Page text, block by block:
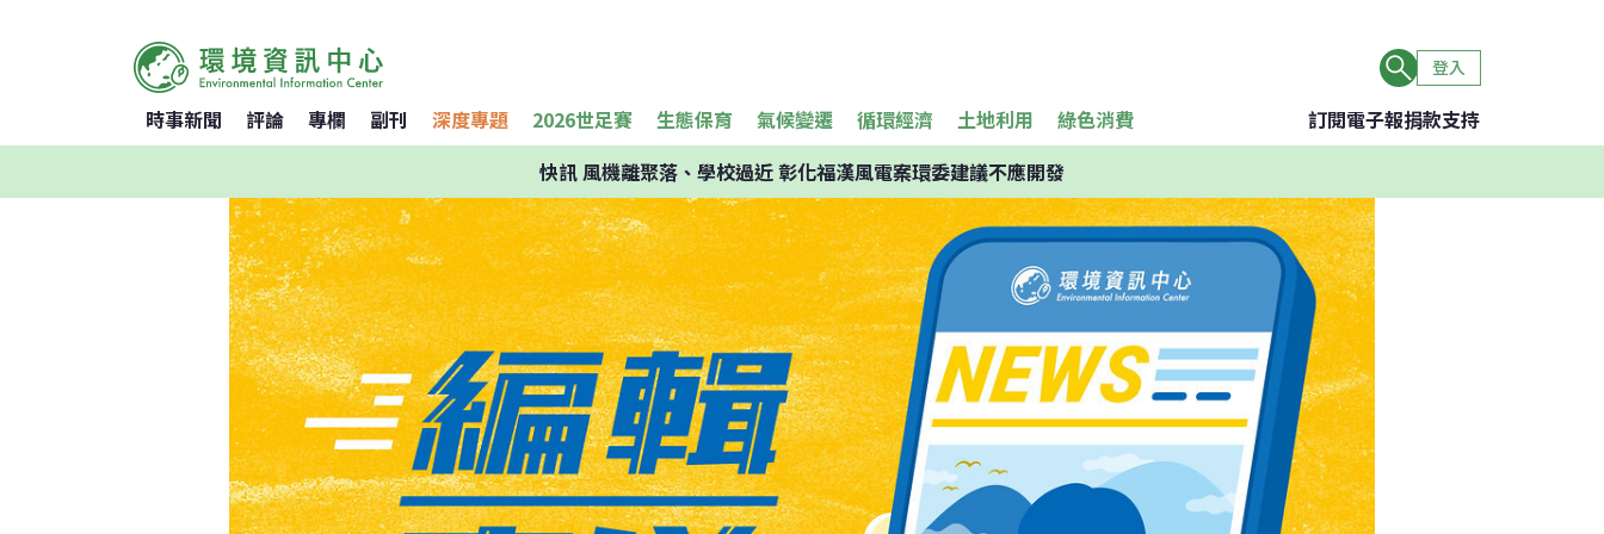
登入
時事新聞 評論 專欄 副刊 深度專題 2026世足賽 生態保育 氣候變遷 循環經濟 土地利用 綠色消費 訂閱電子報捐款支持
快訊風機離聚落、學校過近 彰化福漢風電案環委建議不應開發